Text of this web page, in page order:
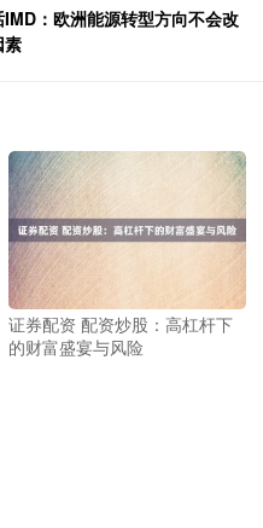
：欧洲能源转型方向不会改
素
证券配资 配资炒股：高杠杆下
的财富盛宴与风险